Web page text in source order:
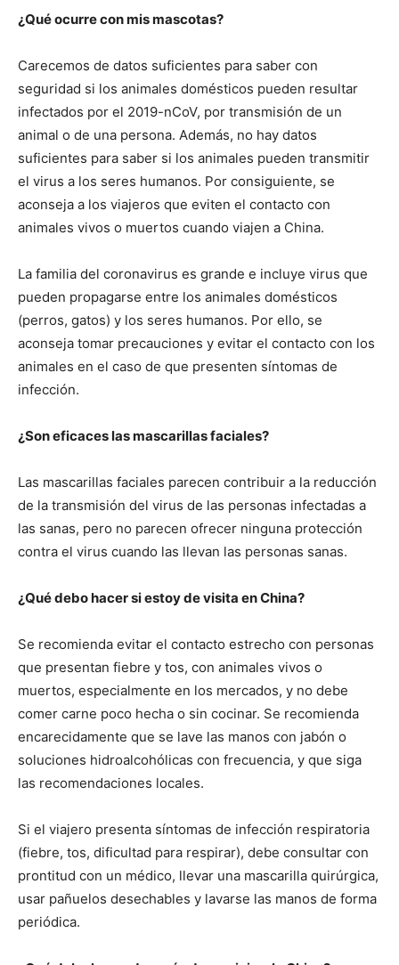
¿Qué ocurre con mis mascotas?
Carecemos de datos suficientes para saber con
seguridad si los animales domésticos pueden resultar
infectados por el 2019-nCoV, por transmisión de un
animal o de una persona. Además, no hay datos
suficientes para saber si los animales pueden transmitir
el virus a los seres humanos. Por consiguiente, se
aconseja a los viajeros que eviten el contacto con
animales vivos o muertos cuando viajen a China.
La familia del coronavirus es grande e incluye virus que
pueden propagarse entre los animales domésticos
(perros, gatos) y los seres humanos. Por ello, se
aconseja tomar precauciones y evitar el contacto con los
animales en el caso de que presenten síntomas de
infección.
¿Son eficaces las mascarillas faciales?
Las mascarillas faciales parecen contribuir a la reducción
de la transmisión del virus de las personas infectadas a
las sanas, pero no parecen ofrecer ninguna protección
contra el virus cuando las llevan las personas sanas.
¿Qué debo hacer si estoy de visita en China?
Se recomienda evitar el contacto estrecho con personas
que presentan fiebre y tos, con animales vivos o
muertos, especialmente en los mercados, y no debe
comer carne poco hecha o sin cocinar. Se recomienda
encarecidamente que se lave las manos con jabón o
soluciones hidroalcohólicas con frecuencia, y que siga
las recomendaciones locales.
Si el viajero presenta síntomas de infección respiratoria
(fiebre, tos, dificultad para respirar), debe consultar con
prontitud con un médico, llevar una mascarilla quirúrgica,
usar pañuelos desechables y lavarse las manos de forma
periódica.